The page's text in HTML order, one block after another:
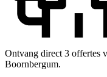
Ontvang direct 3 offertes
Boornbergum.